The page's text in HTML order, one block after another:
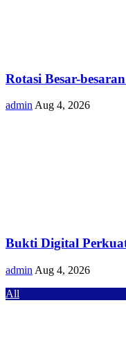
Rotasi Besar-
admin Aug 4, 2026
Bukti Digital
admin Aug 4, 2026
All